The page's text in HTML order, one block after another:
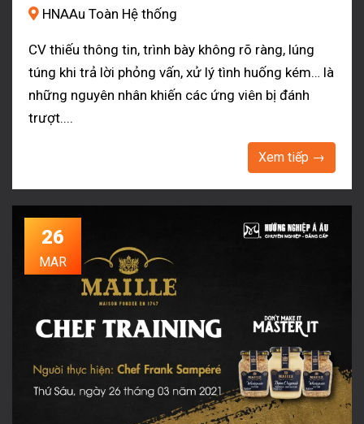
HNAAu Toàn Hệ thống
CV thiếu thông tin, trình bày không rõ ràng, lúng
túng khi trả lời phỏng vấn, xử lý tình huống kém… là
những nguyên nhân khiến các ứng viên bị đánh
trượt....
Xem tiếp →
26
MAR